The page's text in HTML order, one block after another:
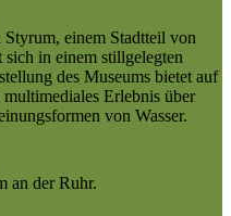
einem Stadtteil von
in einem stillgelegten
des Museums bietet auf
Erlebnis über
von Wasser.
an der Ruhr.